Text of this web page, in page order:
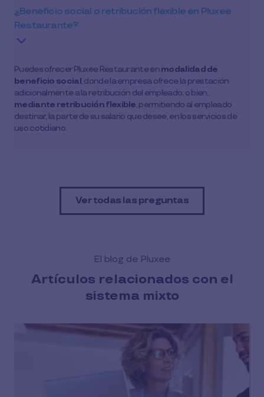
¿Beneficio social o retribución flexible en Pluxee
Restaurante?
Puedes ofrecer Pluxee Restaurante enmodalidad de
beneficio social, donde la empresa ofrece la prestación
adicionalmente a la retribución del empleado; o bien,
mediante retribución flexible, permitiendo al empleado
destinar, la parte de su salario que desee, en los servicios de
uso cotidiano.
Ver todas las preguntas
El blog de Pluxee
Artículos relacionados con el
sistema mixto